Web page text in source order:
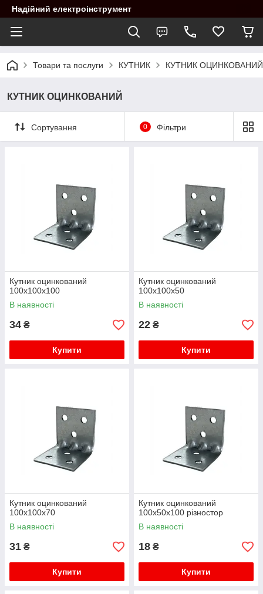
Надійний електроінструмент
Товари та послуги КУТНИК КУТНИК ОЦИНКОВАНИЙ
КУТНИК ОЦИНКОВАНИЙ
Сортування 0 Фільтри
Кутник оцинкований
100х100х100
В наявності
34 ₴
Купити
Кутник оцинкований
100х100х50
В наявності
22 ₴
Купити
Кутник оцинкований
100х100х70
В наявності
31 ₴
Купити
Кутник оцинкований
100х50х100 різностор
В наявності
18 ₴
Купити